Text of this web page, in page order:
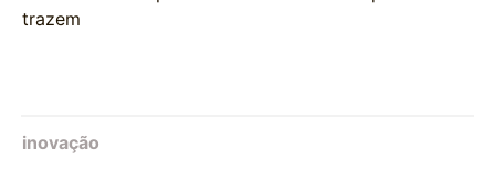
trazem
inovação